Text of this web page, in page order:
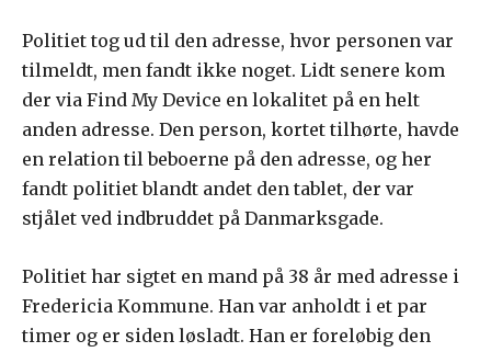
Politiet tog ud til den adresse, hvor personen var
tilmeldt, men fandt ikke noget. Lidt senere kom
der via Find My Device en lokalitet på en helt
anden adresse. Den person, kortet tilhørte, havde
en relation til beboerne på den adresse, og her
fandt politiet blandt andet den tablet, der var
stjålet ved indbruddet på Danmarksgade.
Politiet har sigtet en mand på 38 år med adresse i
Fredericia Kommune. Han var anholdt i et par
timer og er siden løsladt. Han er foreløbig den